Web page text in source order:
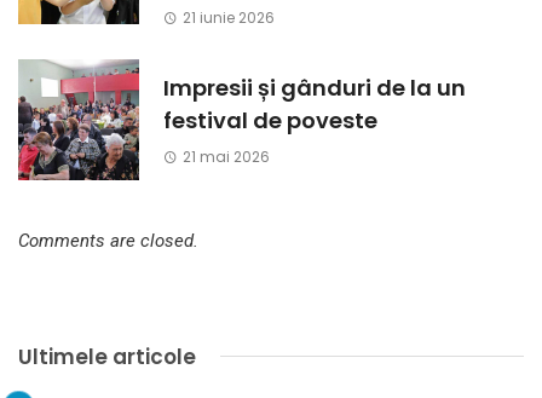
21 iunie 2026
Impresii și gânduri de la un
festival de poveste
21 mai 2026
Comments are closed.
Ultimele articole